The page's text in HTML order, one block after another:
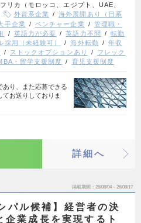
リカ（モロッコ、エジプト、UAE、
外資系企業
海外展開あり（日系
手企業 ベンチャー企業
管理職・
英語力が必要 英語力不問
転勤
採用（未経験可） 海外転勤
年収
ストックオプションあり
フレック
・留学支援制度 育児支援制度
り、また応募できる
お送りしておりま
詳細へ
掲載期間 26/08/04～26/08/17
パル候補】経営者の決
企業成長を実現するト